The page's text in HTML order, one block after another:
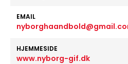
EMAIL
HJEMMESIDE
www.nyborg-gif.dk